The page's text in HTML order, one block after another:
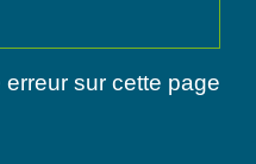
sur cette page